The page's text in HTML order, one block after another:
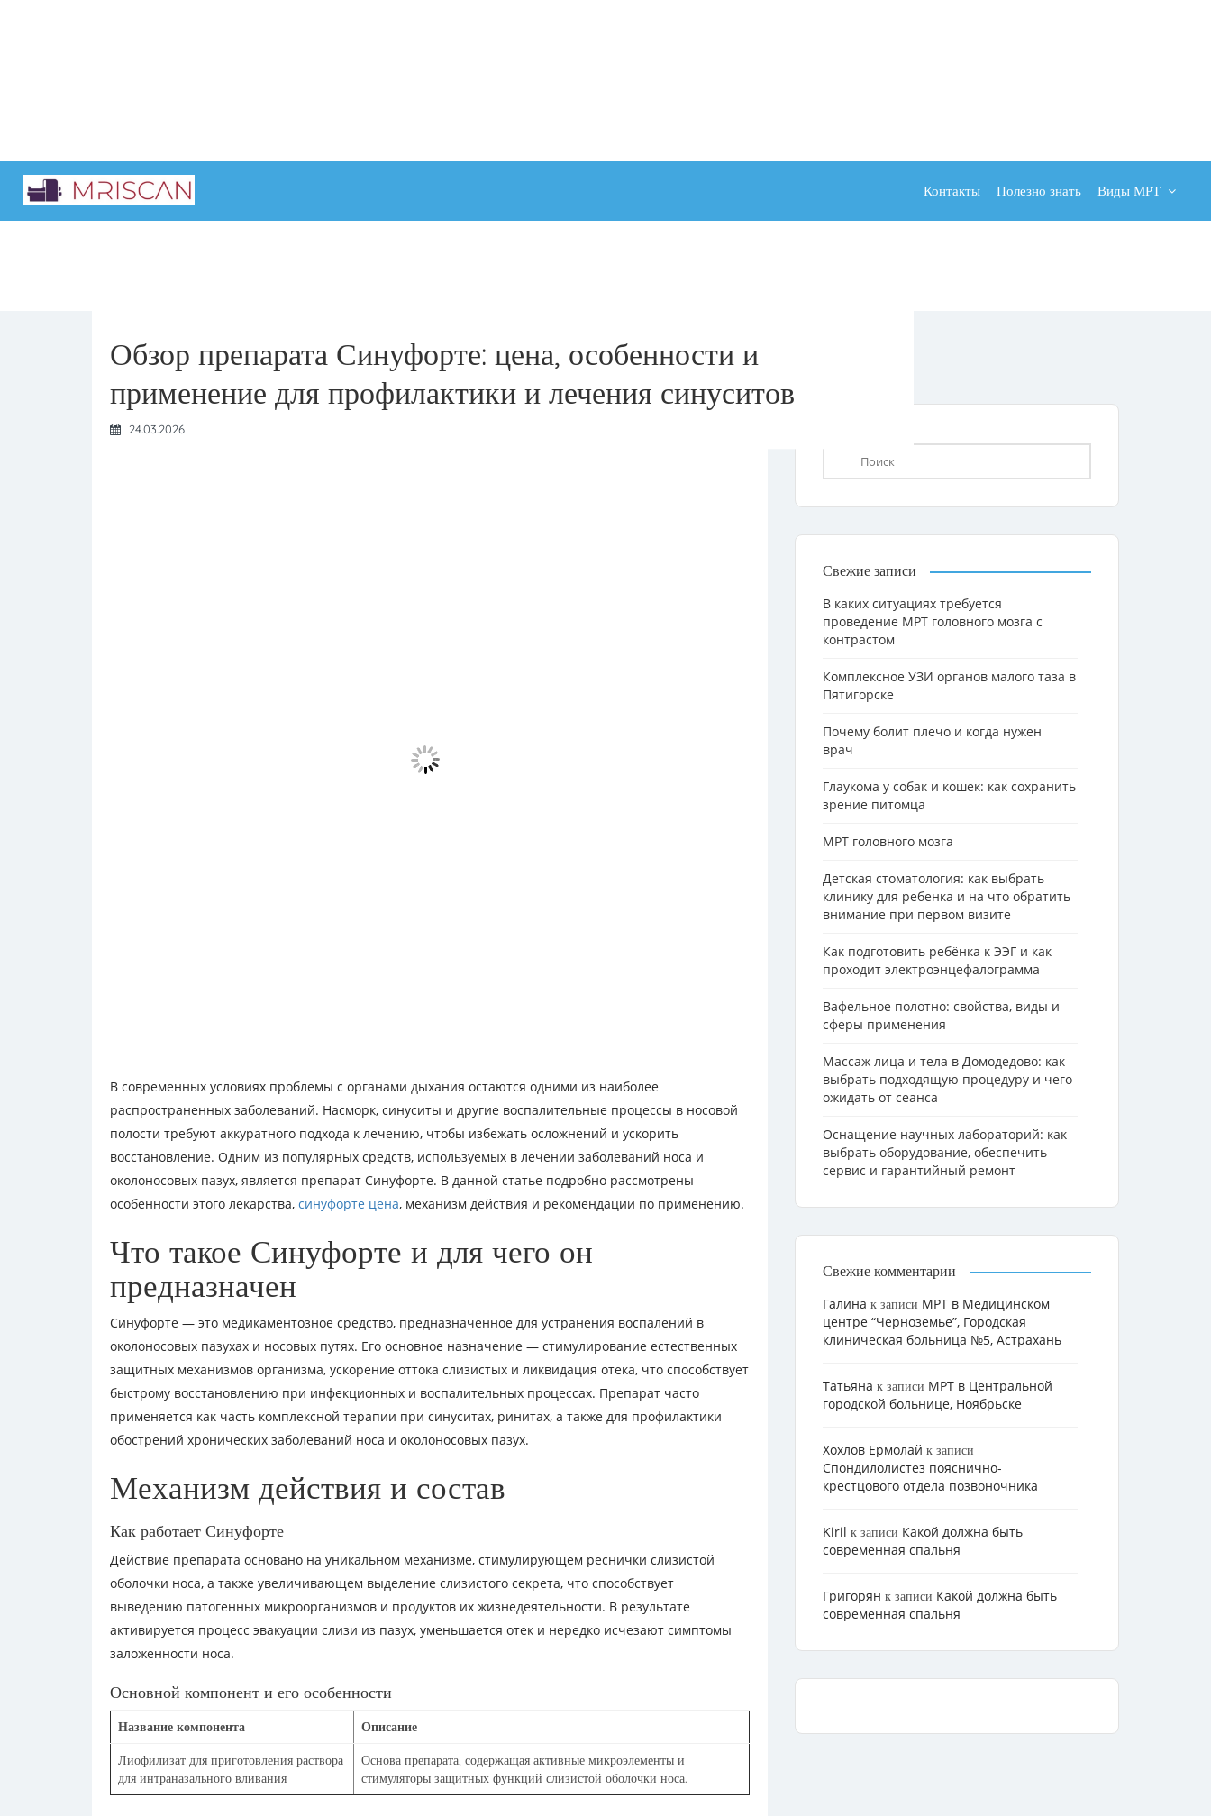
Контакты Полезно знать Виды МРТ
Обзор препарата Синуфорте: цена, особенности и
применение для профилактики и лечения синуситов
24.03.2026
В современных условиях проблемы с органами дыхания остаются одними из наиболее
распространенных заболеваний. Насморк, синуситы и другие воспалительные процессы в носовой
полости требуют аккуратного подхода к лечению, чтобы избежать осложнений и ускорить
восстановление. Одним из популярных средств, используемых в лечении заболеваний носа и
околоносовых пазух, является препарат Синуфорте. В данной статье подробно рассмотрены
особенности этого лекарства, синуфорте цена, механизм действия и рекомендации по применению.
Что такое Синуфорте и для чего он
предназначен
Синуфорте — это медикаментозное средство, предназначенное для устранения воспалений в
околоносовых пазухах и носовых путях. Его основное назначение — стимулирование естественных
защитных механизмов организма, ускорение оттока слизистых и ликвидация отека, что способствует
быстрому восстановлению при инфекционных и воспалительных процессах. Препарат часто
применяется как часть комплексной терапии при синуситах, ринитах, а также для профилактики
обострений хронических заболеваний носа и околоносовых пазух.
Механизм действия и состав
Как работает Синуфорте
Действие препарата основано на уникальном механизме, стимулирующем реснички слизистой
оболочки носа, а также увеличивающем выделение слизистого секрета, что способствует
выведению патогенных микроорганизмов и продуктов их жизнедеятельности. В результате
активируется процесс эвакуации слизи из пазух, уменьшается отек и нередко исчезают симптомы
заложенности носа.
Основной компонент и его особенности
Название компонента Описание
Лиофилизат для приготовления раствора
для интраназального вливания
Основа препарата, содержащая активные микроэлементы и
стимуляторы защитных функций слизистой оболочки носа.
Свежие записи
В каких ситуациях требуется
проведение МРТ головного мозга с
контрастом
Комплексное УЗИ органов малого таза в
Пятигорске
Почему болит плечо и когда нужен
врач
Глаукома у собак и кошек: как сохранить
зрение питомца
МРТ головного мозга
Детская стоматология: как выбрать
клинику для ребенка и на что обратить
внимание при первом визите
Как подготовить ребёнка к ЭЭГ и как
проходит электроэнцефалограмма
Вафельное полотно: свойства, виды и
сферы применения
Массаж лица и тела в Домодедово: как
выбрать подходящую процедуру и чего
ожидать от сеанса
Оснащение научных лабораторий: как
выбрать оборудование, обеспечить
сервис и гарантийный ремонт
Свежие комментарии
Галина к записи МРТ в Медицинском
центре “Черноземье”, Городская
клиническая больница №5, Астрахань
Татьяна к записи МРТ в Центральной
городской больнице, Ноябрьске
Хохлов Ермолай к записи
Cпондилолистез пояснично-
крестцового отдела позвоночника
Kiril к записи Какой должна быть
современная спальня
Григорян к записи Какой должна быть
современная спальня